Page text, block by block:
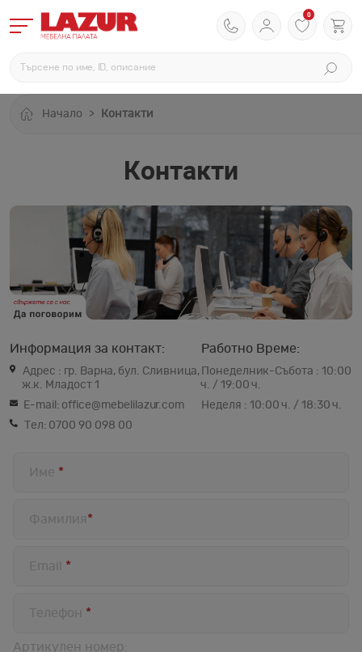
0
Начало Контакти
Контакти
Информация за контакт:
Адрес : гр. Варна, бул. Сливница,
ж.к. Младост 1
E-mail: office@mebelilazur.com
Тел: 0700 90 098 00
Работно Време:
Понеделник-Събота : 10:00
ч. / 19:00 ч.
Неделя : 10:00 ч. / 18:30 ч.
Име *
Фамилия*
Email *
Телефон *
Артикулен номер: